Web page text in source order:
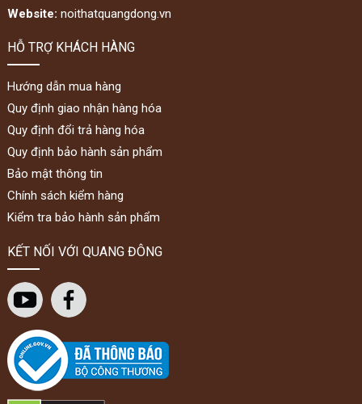
Website: noithatquangdong.vn
HỖ TRỢ KHÁCH HÀNG
Hướng dẫn mua hàng
Quy định giao nhận hàng hóa
Quy định đổi trả hàng hóa
Quy định bảo hành sản phẩm
Bảo mật thông tin
Chính sách kiểm hàng
Kiểm tra bảo hành sản phẩm
KẾT NỐI VỚI QUANG ĐÔNG